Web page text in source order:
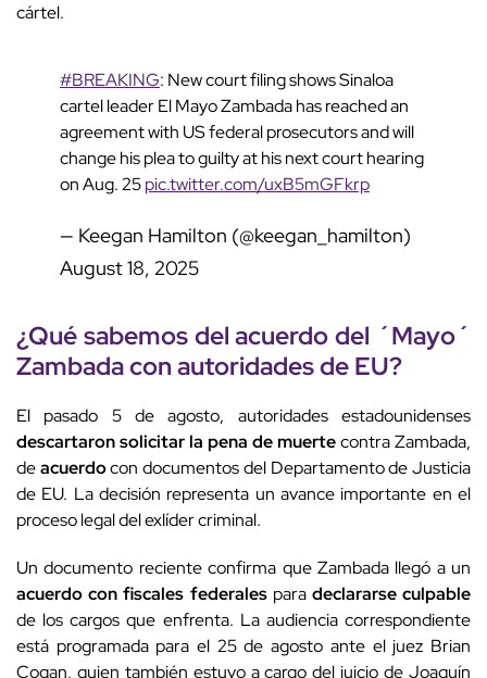
cártel.
#BREAKING: New court filing shows Sinaloa
cartel leader El Mayo Zambada has reached an
agreement with US federal prosecutors and will
change his plea to guilty at his next court hearing
on Aug. 25pic.twitter.com/uxB5mGFkrp
— Keegan Hamilton (@keegan_hamilton)
August 18, 2025
¿Qué sabemos delacuerdodel ´Mayo´
Zambada con autoridades de EU?
El pasado 5 de agosto, autoridades estadounidenses
descartaron solicitar la pena de muertecontra Zambada,
deacuerdocon documentos del Departamento de Justicia
de EU. La decisión representa un avance importante en el
proceso legal del exlíder criminal.
Un documento reciente confirma que Zambada llegó a un
acuerdo con fiscales federalespara declararse culpable
de los cargos que enfrenta. La audiencia correspondiente
está programada para el 25 de agosto ante el juez Brian
Cogan, quien también estuvo a cargo del juicio de Joaquín